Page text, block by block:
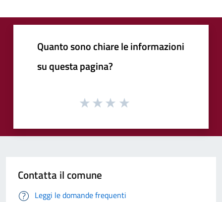
Quanto sono chiare le informazioni
su questa pagina?
Contatta il comune
Leggi le domande frequenti